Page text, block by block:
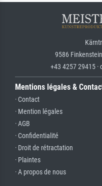
9586
+43 4257 29415
Mentions légales &
· Contact
· Mention légales
· AGB
· Confidentialité
· Droit de rétractation
· Plaintes
· A propos de nous